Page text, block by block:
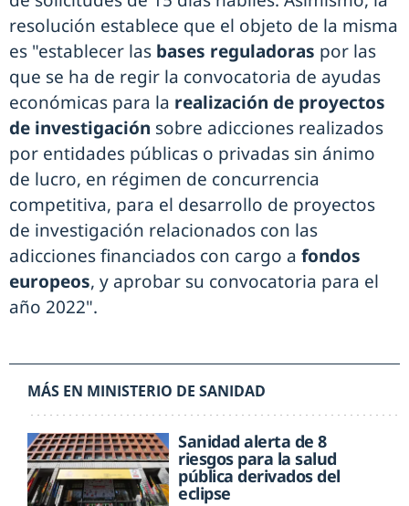
resolución establece que el objeto de la misma
es "establecer las bases reguladoras por las
que se ha de regir la convocatoria de ayudas
económicas para la realización de proyectos
de investigación sobre adicciones realizados
por entidades públicas o privadas sin ánimo
de lucro, en régimen de concurrencia
competitiva, para el desarrollo de proyectos
de investigación relacionados con las
adicciones financiados con cargo a fondos
europeos, y aprobar su convocatoria para el
año 2022".
MÁS EN MINISTERIO DE SANIDAD
Sanidad alerta de 8
riesgos para la salud
pública derivados del
eclipse